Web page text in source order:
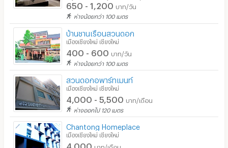
ร้านขายอาหาร
ร้านค้า สะดวกซื้อ
ร้านซัก-รีด / มีบริการเครื่องซักผ้า
ร้านทำผม-เสริมสวย
สถานี charge รถไฟฟ้า
650 - 1,200 บาท/วัน
ห่างน้อยกว่า 100 เมตร
บ้านชานเรือนสวนดอก
เมืองเชียงใหม่ เชียงใหม่
400 - 600 บาท/วัน
ห่างน้อยกว่า 100 เมตร
สวนดอกอพาร์ทเมนท์
เมืองเชียงใหม่ เชียงใหม่
4,000 - 5,500 บาท/เดือน
ห่างออกไป 120 เมตร
Chantong Homeplace
เมืองเชียงใหม่ เชียงใหม่
4,000 บาท/เดือน